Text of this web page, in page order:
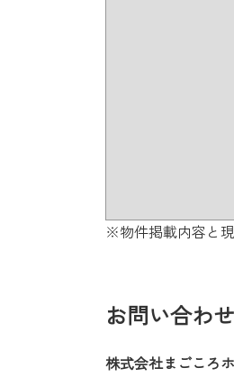
※物件掲載内容と
お問い合わ
株式会社まごころ